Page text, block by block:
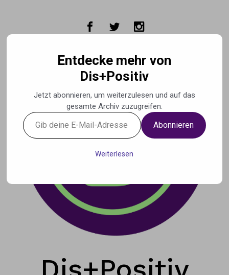
Entdecke mehr von
Dis+Positiv
Jetzt abonnieren, um weiterzulesen und auf das
gesamte Archiv zuzugreifen.
Gib
deine
Abonnieren
Weiterlesen